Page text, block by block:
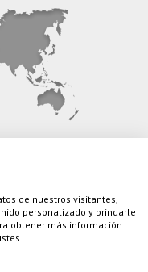
de nuestros visitantes,
personalizado y brindarle
obtener más información